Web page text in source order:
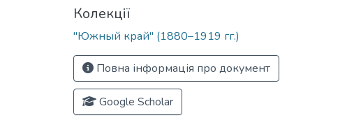
Колекції
"Южный край" (1880–1919 гг.)
Повна інформація про документ
Google Scholar